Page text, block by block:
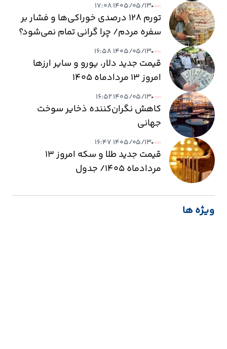
۱۴۰۵/۰۵/۱۳ ۱۷:۰۸
تورم ۱۲۸ درصدی خوراکی‌ها و فشار بر
سفره مردم/ چرا گرانی تمام نمی‌شود؟
۱۴۰۵/۰۵/۱۳ ۱۶:۵۸
قیمت جدید دلار، یورو و سایر ارزها
امروز ۱۳ مردادماه ۱۴۰۵
۱۴۰۵/۰۵/۱۳ ۱۶:۵۲
کاهش نگران‌کننده ذخایر سوخت
جهانی
۱۴۰۵/۰۵/۱۳ ۱۶:۴۷
قیمت جدید طلا و سکه امروز ۱۳
مردادماه ۱۴۰۵/ جدول
ویژه ها